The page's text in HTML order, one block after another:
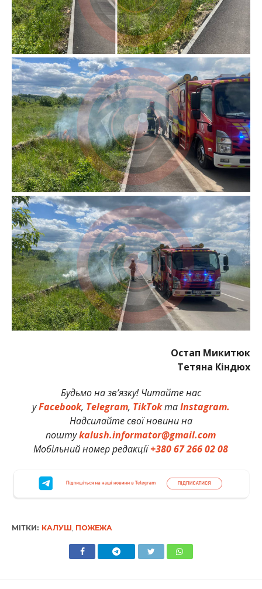
Остап Микитюк
Тетяна Кіндюх
Будьмо на зв’язку! Читайте нас
уFacebook, Telegram, TikTokтаInstagram.
Надсилайте свої новини на
поштуkalush.informator@gmail.com
Мобільний номер редакції+380 67 266 02 08
МІТКИ: КАЛУШ, ПОЖЕЖА